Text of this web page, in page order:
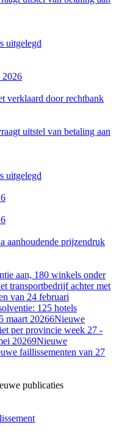
uitgelegd
2026
verklaard door rechtbank
uitstel van betaling aan
uitgelegd
aanhoudende prijzendruk
aan, 180 winkels onder
transportbedrijf achter met
van 24 februari
125 hotels
maart 20266Nieuwe
per provincie week 27 -
20269Nieuwe
faillissementen van 27
publicaties